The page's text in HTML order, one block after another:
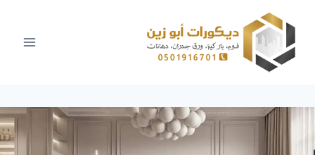
المحتوى